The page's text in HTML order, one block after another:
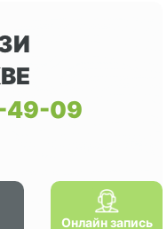
49-09
Онлайн запись